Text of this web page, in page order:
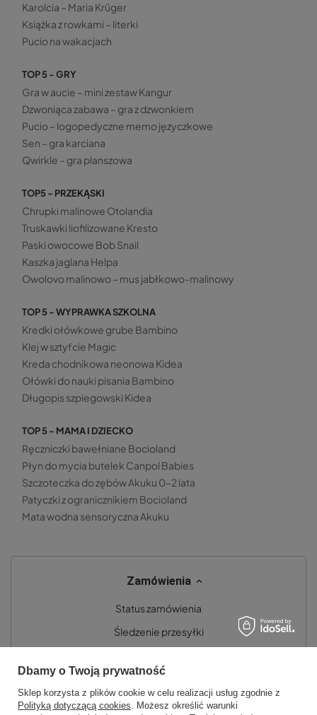
Karolcia – Maria Krüger
Książka z rowkami – literki
Pucio na wakacjach
TOP 5 - GRY
Gra w aucie – mini zestaw Kangur
Dzwoniąca zabawa – gra z dzwonkiem
Pucio – logopedyczne memo języczkowe
Sen – gra karciana
Qwirkle – gra planszowa
TOP5 - PRZEKĄSKI
Chrupki malinowe Otolandia
Truskawki liofilizowane Kresto
Paski owocowe Bob Snail
Kaszka jaglana Helpa
Owolovo malinowo – mus jabłkowo-malinowy
TOP 5 - WYPRAWKA SZKOLNA
Kredki ołówkowe grube Bambino
Klej w sztyfcie Magic
Kreda chodnikowa neonowa Kidea
Ołówki do nauki pisania Bambino
Długopis szpiegowski Kidea
TOP 5 - MAMA I DZIECKO
Ręczniczki bawełniane Bocioland
Płyn do mycia butelek Canpol Babies
Szczoteczka do zębów Akuku 0-2 lata
Patyczki z ogranicznikiem Bocioland
Mata wodna sensoryczna Akuku
Zamówienia
Status zamówienia
Śledzenie przesyłki
Chcę zwrócić produkt
Chcę wymienić towar
Dbamy o Twoją prywatność
Sklep korzysta z plików cookie w celu realizacji usług zgodnie z
Polityką dotyczącą cookies. Możesz określić warunki